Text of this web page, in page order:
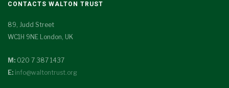
CONTACTS WALTON TRUST
89, Judd Street
WC1H 9NE London, UK
M: 020 7 387 1437
E: info@waltontrust.org